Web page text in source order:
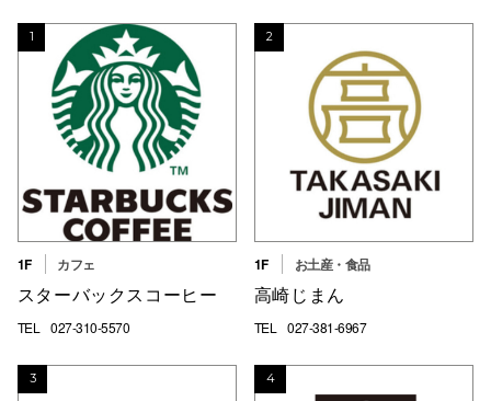
1
1F カフェ
スターバックスコーヒー
TEL 027-310-5570
2
1F お土産・食品
高崎じまん
TEL 027-381-6967
3 4